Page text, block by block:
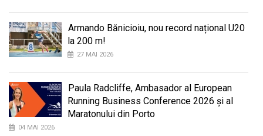
Armando Bănicioiu, nou record național U20
la 200 m!
27 MAI 2026
Paula Radcliffe, Ambasador al European
Running Business Conference 2026 și al
Maratonului din Porto
04 MAI 2026